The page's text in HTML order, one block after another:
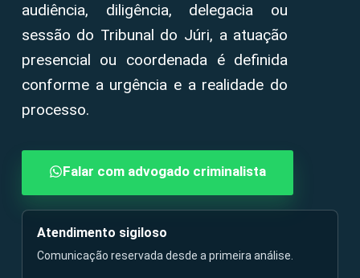
audiência, diligência, delegacia ou
sessão do Tribunal do Júri, a atuação
presencial ou coordenada é definida
conforme a urgência e a realidade do
processo.
Falar com advogado criminalista
Atendimento sigiloso
Comunicação reservada desde a primeira análise.